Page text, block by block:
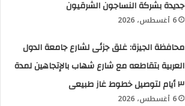
جديدة بشركة النساجون الشرقيون
6 أغسطس، 2026
محافظة الجيزة: غلق جزئى لشارع جامعة الدول
العربية بتقاطعه مع شارع شهاب بالإتجاهين لمدة
٣ أيام لتوصيل خطوط غاز طبيعى
6 أغسطس، 2026